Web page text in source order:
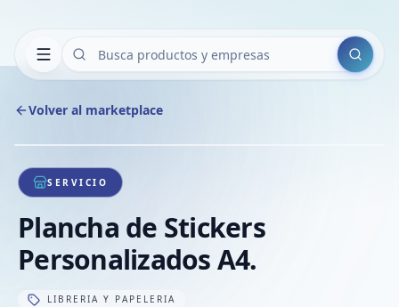
Buscar
Volver al marketplace
1/1
SERVICIO
Plancha de Stickers
Personalizados A4.
LIBRERIA Y PAPELERIA